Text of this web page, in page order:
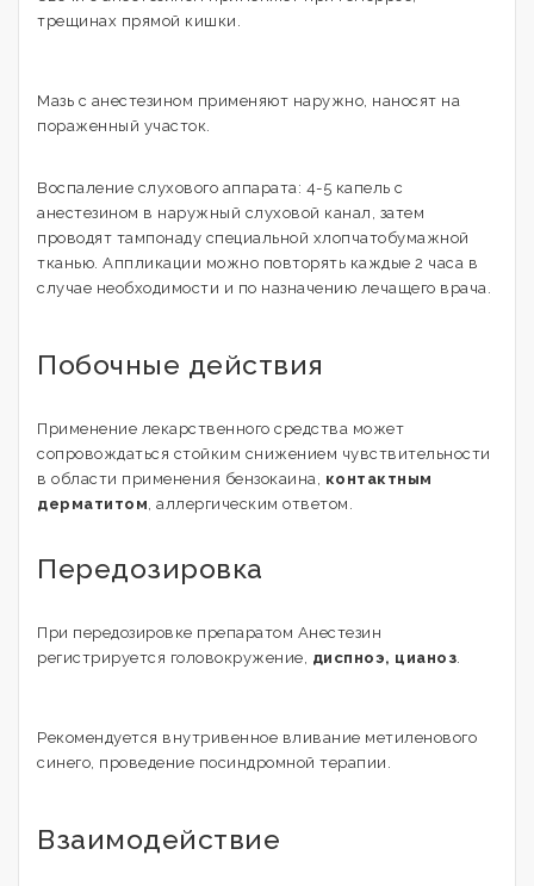
трещинах прямой кишки.
Мазь с анестезином применяют наружно, наносят на
пораженный участок.
Воспаление слухового аппарата: 4-5 капель с
анестезином в наружный слуховой канал, затем
проводят тампонаду специальной хлопчатобумажной
тканью. Аппликации можно повторять каждые 2 часа в
случае необходимости и по назначению лечащего врача.
Побочные действия
Применение лекарственного средства может
сопровождаться стойким снижением чувствительности
в области применения бензокаина, контактным
дерматитом , аллергическим ответом.
Передозировка
При передозировке препаратом Анестезин
регистрируется головокружение, диспноэ, цианоз
Рекомендуется внутривенное вливание метиленового
синего, проведение посиндромной терапии.
Взаимодействие